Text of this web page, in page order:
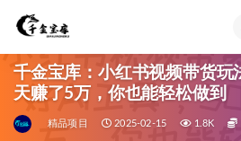
千金宝库：小红书视频带货玩
天赚了5万，你也能轻松做到
精品项目 2025-02-15 1.8K